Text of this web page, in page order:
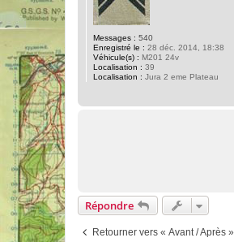
Messages : 540
Enregistré le : 28 déc. 2014, 18:38
Véhicule(s) : M201 24v
Localisation : 39
Localisation : Jura 2 eme Plateau
Répondre
Retourner vers « Avant / Après »